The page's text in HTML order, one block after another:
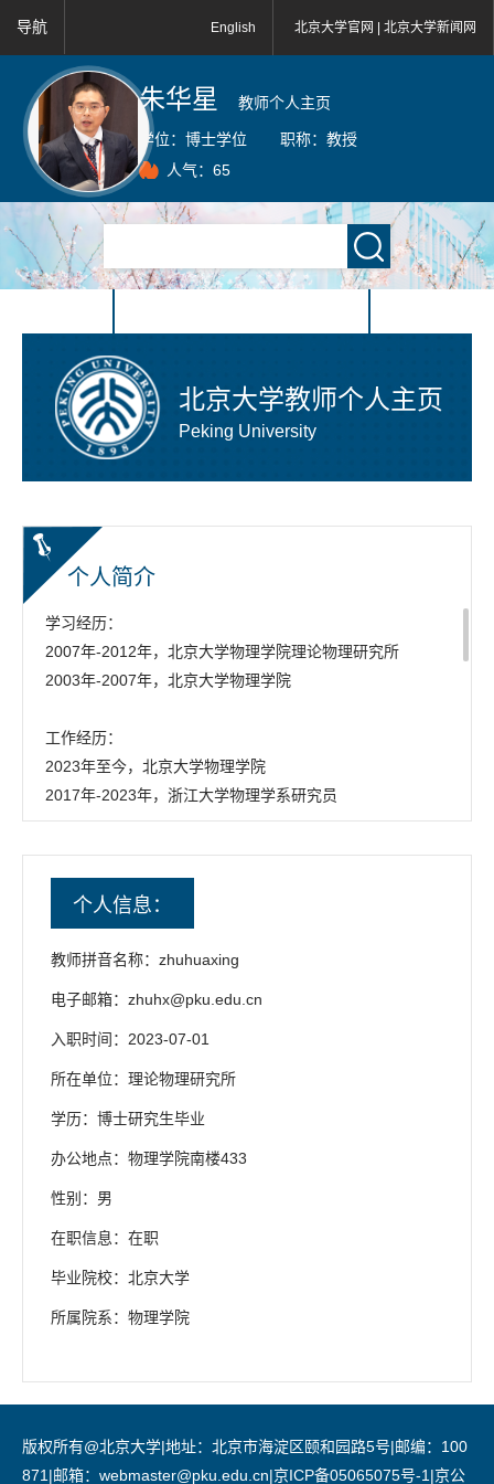
English 北京大学官网 | 北京大学新闻网
导航
朱华星 教师个人主页
学位：博士学位 职称：教授
人气：65
北京大学教师个人主页
Peking University
个人简介
学习经历：
2007年-2012年，北京大学物理学院理论物理研究所
2003年-2007年，北京大学物理学院
工作经历：
2023年至今，北京大学物理学院
2017年-2023年，浙江大学物理学系研究员
2015年-2017年，麻省理工学院理论物理中心博士后
2012年-2015年，斯坦福直线加速器中心博士后
研究兴趣：
发表论文检索：https://inspirehep.net/authors/1061019?ui
-citation-summary=true
2023年首届亚洲青年科学基金物质科学研究员
2020年求是杰出青年学者
学术服务：
Journal of High Energy Physics (JHEP)编委
国际辐射修正大会（RADCOR）顾问委员会成员
个人主页：
www.zhuhx.net
个人信息：
教师拼音名称：zhuhuaxing
电子邮箱： zhuhx@pku.edu.cn
入职时间：2023-07-01
所在单位：理论物理研究所
学历：博士研究生毕业
办公地点：物理学院南楼433
性别：男
在职信息：在职
毕业院校：北京大学
所属院系：物理学院
版权所有@北京大学|地址：北京市海淀区颐和园路5号|邮编：100
871|邮箱：webmaster@pku.edu.cn|京ICP备05065075号-1|京公